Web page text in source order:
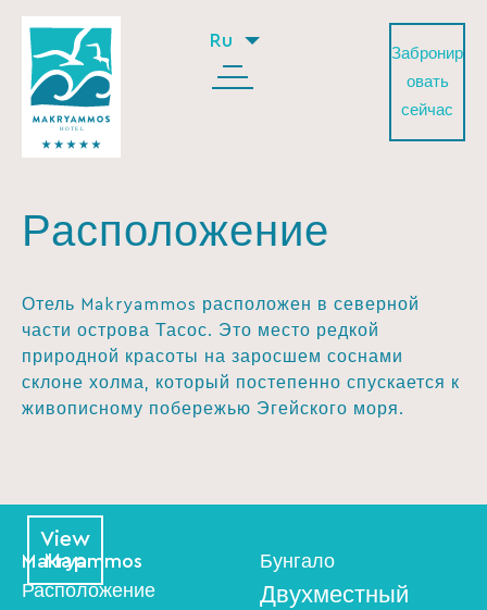
Ru
Забронир
овать
сейчас
Расположение
Отель Makryammos расположен в северной
части острова Тасос. Это место редкой
природной красоты на заросшем соснами
склоне холма, который постепенно спускается к
живописному побережью Эгейского моря.
View
Map
Makryammos
Расположение
Бунгало
Двухместный